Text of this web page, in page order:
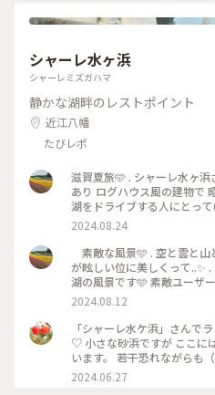
シャーレ水ヶ浜
シャーレミズガハマ
静かな湖畔のレストポイント
近江八幡
たびレポ
滋賀夏旅🩵 . シャーレ水ヶ
あり ログハウス風の建物で
湖をドライブする人にとっ
ふんだんにつかわれた店内
温かさ漂う心地の良い空間..
席です❣️ . 私達が到着した
の境目で 先に8組程待って
見ながらウロウロしていた
ました. . 先に入り口で注文
た. 外のテラス席は若いカッ
日のテラス席もきっと素敵
が良く見える窓際の席が空
ーキとレモンスカッシュを
した. ランチのカレーやピラ
した. お値段もこんなに素敵
2024.08.24
素敵な風景🩵 . 空と雲と山
が眩しい位に美しくって..✨
湖の風景です🩵 素敵ユーザ
した. . 琵琶湖の美しさにび
しばらくお付き合い下さいませ. #ことりっぷ旅2024 #透
世界 #シャーレ水ヶ浜 #
2024.08.12
「シャーレ水ケ浜」さんで
♡ 小さな砂浜ですが ここに
います。 若干恐れながらも
んでみると ふふっ。。何
ちらまで自然とつられ笑顔
2024.06.27